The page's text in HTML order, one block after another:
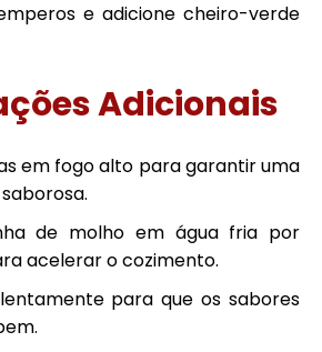
e adicione cheiro-verde
Adicionais
em fogo alto para garantir uma
de molho em água fria por
acelerar o cozimento.
para que os sabores